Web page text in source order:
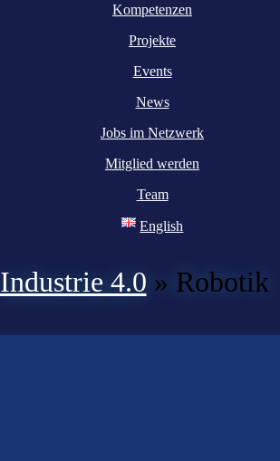
Kompetenzen
Projekte
Events
News
Jobs im Netzwerk
Mitglied werden
Team
English
Industrie 4.0 » Robotik